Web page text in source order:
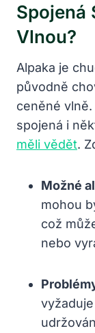
Spojená
Vlnou?
Alpaka je
původně
ceněné
spojená i
měli vědět.
Možné
mohou
což
nebo